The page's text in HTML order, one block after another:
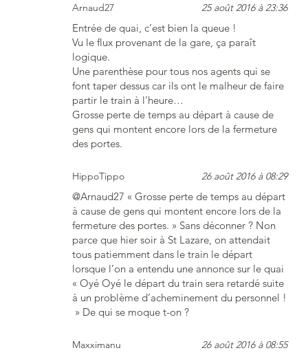
Arnaud27 25 août 2016 à 23:36
Entrée de quai, c’est bien la queue !
Vu le flux provenant de la gare, ça paraît
logique.
Une parenthèse pour tous nos agents qui se
font taper dessus car ils ont le malheur de faire
partir le train à l’heure…
Grosse perte de temps au départ à cause de
gens qui montent encore lors de la fermeture
des portes.
HippoTippo 26 août 2016 à 08:29
@Arnaud27 « Grosse perte de temps au départ
à cause de gens qui montent encore lors de la
fermeture des portes. » Sans déconner ? Non
parce que hier soir à St Lazare, on attendait
tous patiemment dans le train le départ
lorsque l’on a entendu une annonce sur le quai
« Oyé Oyé le départ du train sera retardé suite
à un problème d’acheminement du personnel !
» De qui se moque t-on ?
Maxximanu 26 août 2016 à 08:55